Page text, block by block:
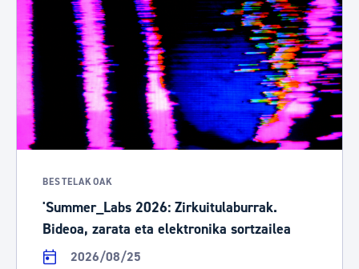
BESTELAKOAK
'Summer_Labs 2026: Zirkuitulaburrak.
Bideoa, zarata eta elektronika sortzailea
2026/08/25